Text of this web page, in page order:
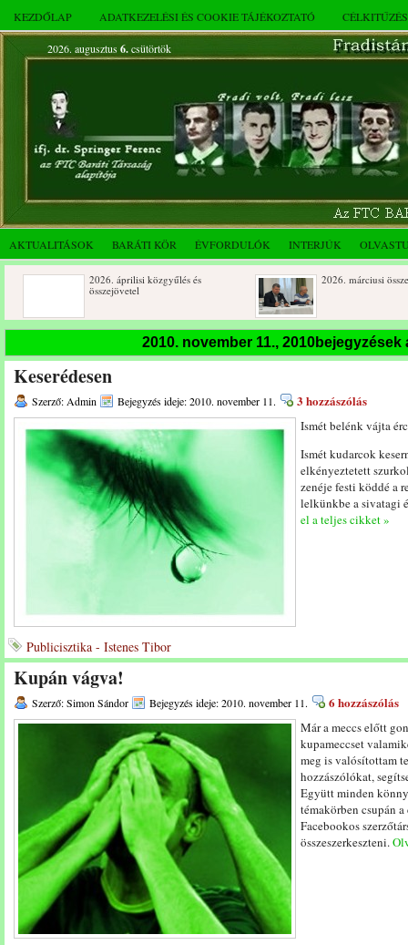
KEZDŐLAP ADATKEZELÉSI ÉS COOKIE TÁJÉKOZTATÓ
2026. augusztus 6.csütörtök
AKTUALITÁSOK BARÁTI KÖR ÉVFORDULÓK INTERJÚK
2026. áprilisi közgyűlés és
2026. márciusi összejövetel
Rendkívüli közgyűlés és a 2025.
Dálnoki József 90 éves
2010. november 11., 2010bejegyzések
Keserédesen
Szerző: Admin Bejegyzés ideje: 2010. november 11. 3 hozzászólás
Ismét belénk vájta
Ismét kudarcok
elkényeztetett
zenéje festi köddé a
lelkünkbe a sivatagi
el a teljes cikket »
Publicisztika - Istenes Tibor
Kupán vágva!
Szerző: Simon Sándor Bejegyzés ideje: 2010. november 11. 6 hozzászólás
Már a meccs előtt
kupameccset
meg is valósítottam
hozzászólókat,
Együtt minden
témakörben csupán
Facebookos
összeszerkeszteni.